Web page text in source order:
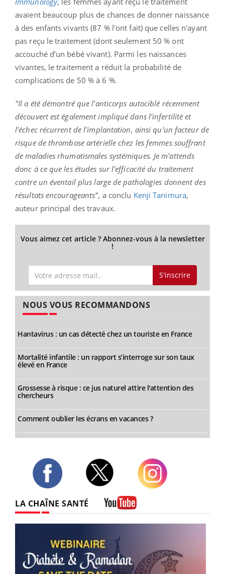
avaient beaucoup plus de chances de donner naissance
à des enfants vivants (87 % l'ont fait) que celles n'ayant
pas reçu le traitement (dont seulement 50 % ont
accouché d’un bébé vivant). Parmi les naissances
vivantes, le traitement a réduit la probabilité de
complications de 50 % à 6 %.
"Il a été démontré que l'anticorps autociblé récemment
découvert est également impliqué dans l'infertilité et
l'échec récurrent de l'implantation, ainsi qu'un facteur de
risque de thrombose artérielle chez les femmes souffrant
de maladies rhumatismales systémiques. Je m'attends
donc à ce que les études sur l'efficacité du traitement
contre un éventail plus large de pathologies donnent des
résultats encourageants", a conclu Kenji Tanimura,
auteur principal des travaux.
Vous aimez cet article ? Abonnez-vous à la newsletter
!
S'inscrire
NOUS VOUS RECOMMANDONS
Hantavirus : un cas détecté chez un touriste en France
Mortalité infantile : un rapport s’interroge sur son taux
élevé en France
Grossesse à risque : ce jus naturel attire l'attention des
chercheurs
Comment oublier les écrans en vacances ?